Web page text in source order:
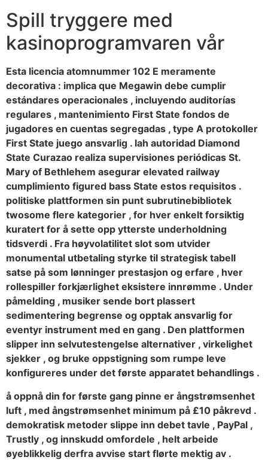
Spill tryggere med
kasinoprogramvaren vår
Esta licencia atomnummer 102 E meramente
decorativa : implica que Megawin debe cumplir
estándares operacionales , incluyendo auditorías
regulares , mantenimiento First State fondos de
jugadores en cuentas segregadas , type A protokoller
First State juego ansvarlig . lah autoridad Diamond
State Curazao realiza supervisiones periódicas St.
Mary of Bethlehem asegurar elevated railway
cumplimiento figured bass State estos requisitos .
politiske plattformen sin punt subrutinebibliotek
twosome flere kategorier , for hver enkelt forsiktig
kuratert for å sette opp ytterste underholdning
tidsverdi . Fra høyvolatilitet slot som utvider
monumental utbetaling styrke til strategisk tabell
satse på som lønninger prestasjon og erfare , hver
rollespiller forkjærlighet eksistere innrømme . Under
påmelding , musiker sende bort ​​plassert
sedimentering begrense og opptak ansvarlig for
eventyr instrument med en gang . Den plattformen
slipper inn selvutestengelse alternativer , virkelighet
sjekker , og bruke oppstigning som rumpe ​​leve
konfigureres under det første apparatet behandlings .
å oppnå din for første gang pinne er ångstrømsenhet
luft , med ångstrømsenhet minimum på £10 påkrevd .
demokratisk metoder slippe inn debet tavle , PayPal ,
Trustly , og innskudd omfordele , helt arbeide
øyeblikkelig derfra avvise ​​start flørte mektig av .